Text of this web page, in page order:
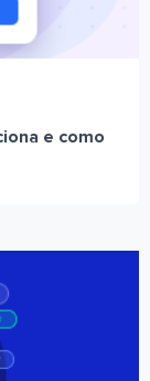
e como